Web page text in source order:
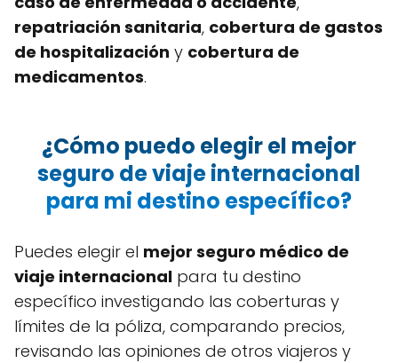
repatriación sanitaria, cobertura de gastos
de hospitalización y cobertura de
medicamentos.
¿Cómo puedo elegir el mejor
seguro de viaje internacional
para mi destino específico?
Puedes elegir el mejor seguro médico de
viaje internacional para tu destino
específico investigando las coberturas y
límites de la póliza, comparando precios,
revisando las opiniones de otros viajeros y